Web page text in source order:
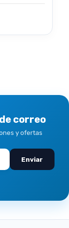
correo
y ofertas
Enviar